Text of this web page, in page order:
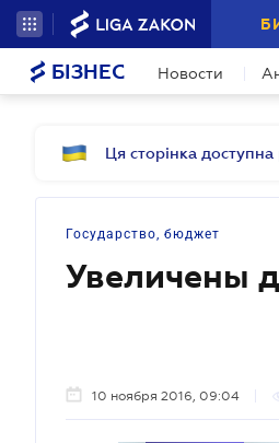
БІЗНЕС Новости
Ця сторінка
Государство, бюджет
Увеличены
10 ноября 2016, 09:04